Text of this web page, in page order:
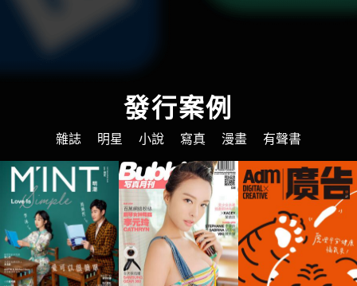
發行案例
雜誌 明星 小說 寫真 漫畫 有聲書